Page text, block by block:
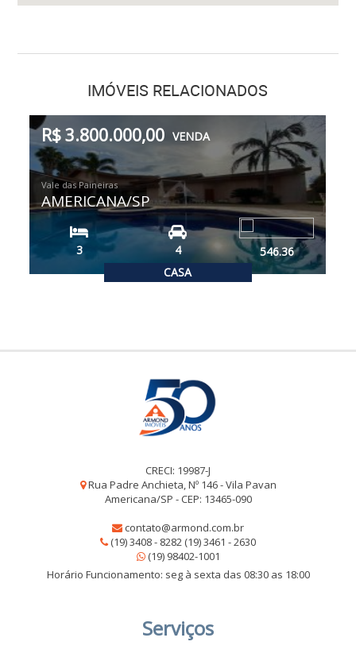
IMÓVEIS RELACIONADOS
CASA
R$ 3.800.000,00 VENDA
Vale das Paineiras
AMERICANA/SP
3 4 546.36
CRECI: 19987-J
Rua Padre Anchieta, Nº 146 - Vila Pavan
Americana/SP - CEP: 13465-090
contato@armond.com.br
(19) 3408 - 8282 (19) 3461 - 2630
(19) 98402-1001
Horário Funcionamento: seg à sexta das 08:30 as 18:00
Serviços